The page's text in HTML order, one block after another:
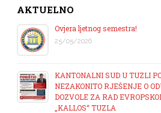
AKTUELNO
Ovjera ljetnog semestra!
25/05/2026
KANTONALNI SUD U TUZLI
NEZAKONITO RJEŠENJE O
DOZVOLE ZA RAD
„KALLOS“ TUZLA